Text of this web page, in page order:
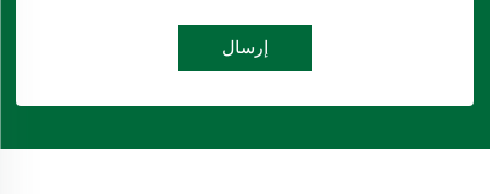
إرسال